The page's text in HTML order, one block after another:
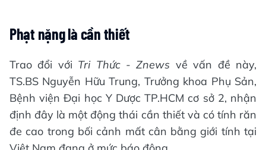
Phạt nặng là cần thiết
Trao đổi với Tri Thức - Znews về vấn đề này,
TS.BS Nguyễn Hữu Trung, Trưởng khoa Phụ Sản,
Bệnh viện Đại học Y Dược TP.HCM cơ sở 2, nhận
định đây là một động thái cần thiết và có tính răn
đe cao trong bối cảnh mất cân bằng giới tính tại